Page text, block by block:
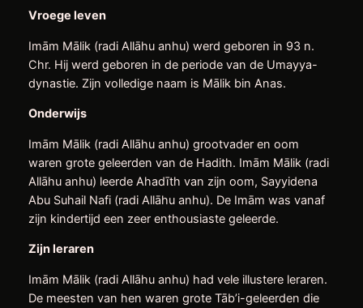
Vroege leven
Imām Mālik (radi Allāhu anhu) werd geboren in 93 n.
Chr. Hij werd geboren in de periode van de Umayya-
dynastie. Zijn volledige naam is Mālik bin Anas.
Onderwijs
Imām Mālik (radi Allāhu anhu) grootvader en oom
waren grote geleerden van de Hadith. Imām Mālik (radi
Allāhu anhu) leerde Ahadīth van zijn oom, Sayyidena
Abu Suhail Nafi (radi Allāhu anhu). De Imām was vanaf
zijn kindertijd een zeer enthousiaste geleerde.
Zijn leraren
Imām Mālik (radi Allāhu anhu) had vele illustere leraren.
De meesten van hen waren grote Tāb’i-geleerden die